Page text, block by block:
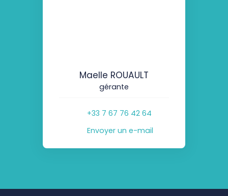
Maelle ROUAULT
gérante
+33 7 67 76 42 64
Envoyer un e-mail